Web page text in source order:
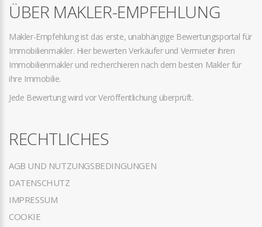
ÜBER MAKLER-EMPFEHLUNG
Makler-Empfehlung ist das erste, unabhängige Bewertungsportal für
Immobilienmakler. Hier bewerten Verkäufer und Vermieter ihren
Immobilienmakler und recherchieren nach dem besten Makler für
ihre Immobilie.
Jede Bewertung wird vor Veröffentlichung überprüft.
RECHTLICHES
AGB UND NUTZUNGSBEDINGUNGEN
DATENSCHUTZ
IMPRESSUM
COOKIE